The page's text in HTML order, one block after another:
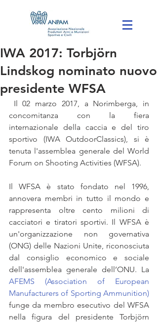
IWA 2017: Torbjörn
Lindskog nominato nuovo
presidente WFSA
concomitanza con la fiera
internazionale della caccia e del tiro
sportivo (IWA OutdoorClassics), si è
tenuta l'assemblea generale del World
Forum on Shooting Activities (WFSA).
Il WFSA è stato fondato nel 1996,
annovera membri in tutto il mondo e
rappresenta oltre cento milioni di
cacciatori e tiratori sportivi. Il WFSA è
un'organizzazione non governativa
(ONG) delle Nazioni Unite, riconosciuta
dal consiglio economico e sociale
AFEMS (Association of European
Manufacturers of Sporting Ammunition)
funge da membro esecutivo del WFSA
nella figura del presidente Torbjörn